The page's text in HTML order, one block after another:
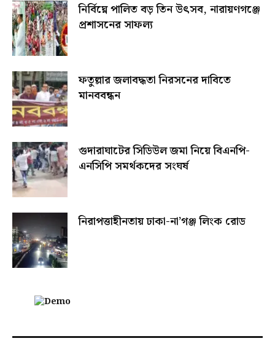
নির্বিঘ্নে পালিত বড় তিন উৎসব, নারায়ণগঞ্জে
প্রশাসনের সাফল্য
ফতুল্লার জলাবদ্ধতা নিরসনের দাবিতে
মানববন্ধন
গুদারাঘাটের সিডিউল জমা নিয়ে বিএনপি-
এনসিপি সমর্থকদের সংঘর্ষ
নিরাপত্তাহীনতায় ঢাকা-না’গঞ্জ লিংক রোড